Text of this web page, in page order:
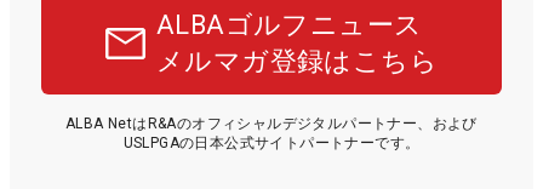
ALBAゴルフニュース
メルマガ登録はこちら
ALBA NetはR&Aのオフィシャルデジタルパートナー、および
USLPGAの日本公式サイトパートナーです。